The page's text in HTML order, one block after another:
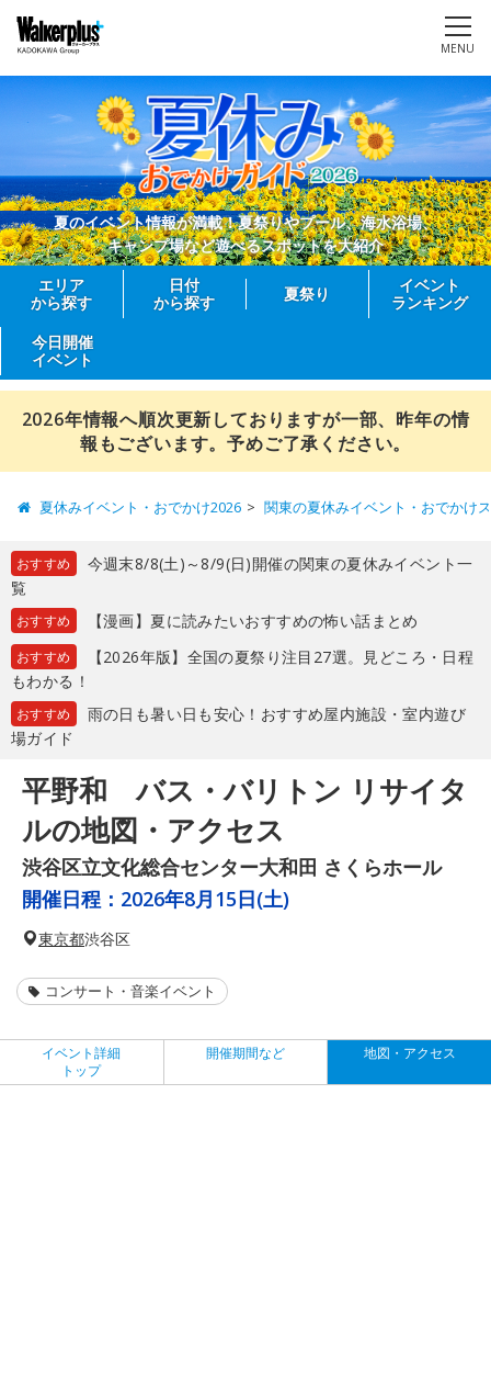
MENU
夏のイベント情報が満載！夏祭りやプール、海水浴場、
キャンプ場など遊べるスポットを大紹介
エリア
から探す
日付
から探す
夏祭り
イベント
ランキング
今日開催
イベント
2026年情報へ順次更新しておりますが一部、昨年の情
報もございます。予めご了承ください。
夏休みイベント・おでかけ2026 関東の夏休みイベント・おでかけ
おすすめ
今週末8/8(土)～8/9(日)開催の関東の夏休みイベント一
覧
おすすめ 【漫画】夏に読みたいおすすめの怖い話まとめ
おすすめ
【2026年版】全国の夏祭り注目27選。見どころ・日程
もわかる！
おすすめ
雨の日も暑い日も安心！おすすめ屋内施設・室内遊び
場ガイド
平野和 バス・バリトン リサイタ
ルの地図・アクセス
渋谷区立文化総合センター大和田 さくらホール
開催日程： 2026年8月15日(土)
東京都渋谷区
コンサート・音楽イベント
イベント詳細
トップ
開催期間など 地図・アクセス